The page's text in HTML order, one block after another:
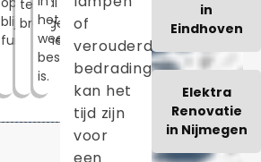
blijven
functioneren.
te
brengen.
het
weekend
beschikbaar
is.
of
verouderde
bedrading,
kan het
tijd zijn
voor
een
in
Eindhoven
Elektra
Renovatie
in Nijmegen